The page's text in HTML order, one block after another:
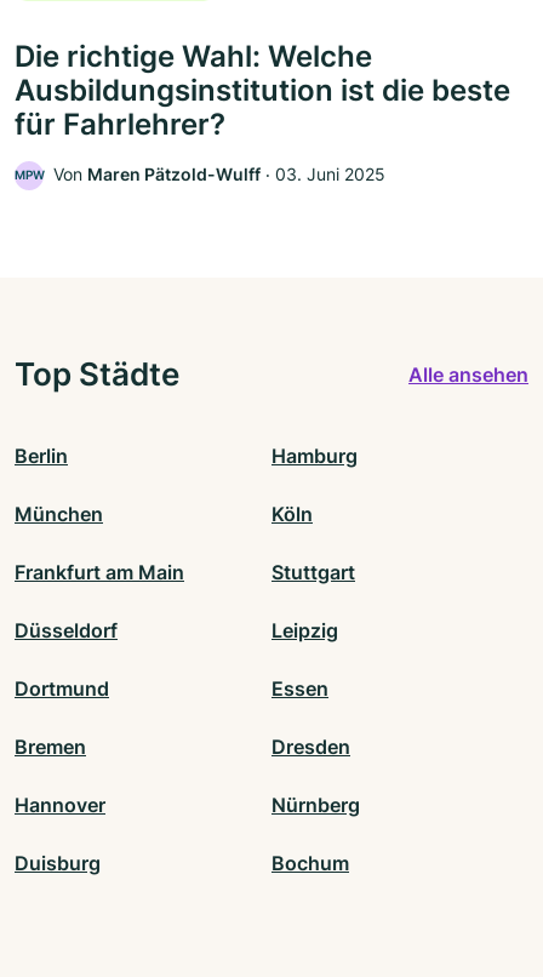
Die richtige Wahl: Welche
Ausbildungsinstitution ist die beste
für Fahrlehrer?
MPW Von Maren Pätzold-Wulff ‧ 03. Juni 2025
Top Städte Alle ansehen
Berlin Hamburg
München Köln
Frankfurt am Main Stuttgart
Düsseldorf Leipzig
Dortmund Essen
Bremen Dresden
Hannover Nürnberg
Duisburg Bochum